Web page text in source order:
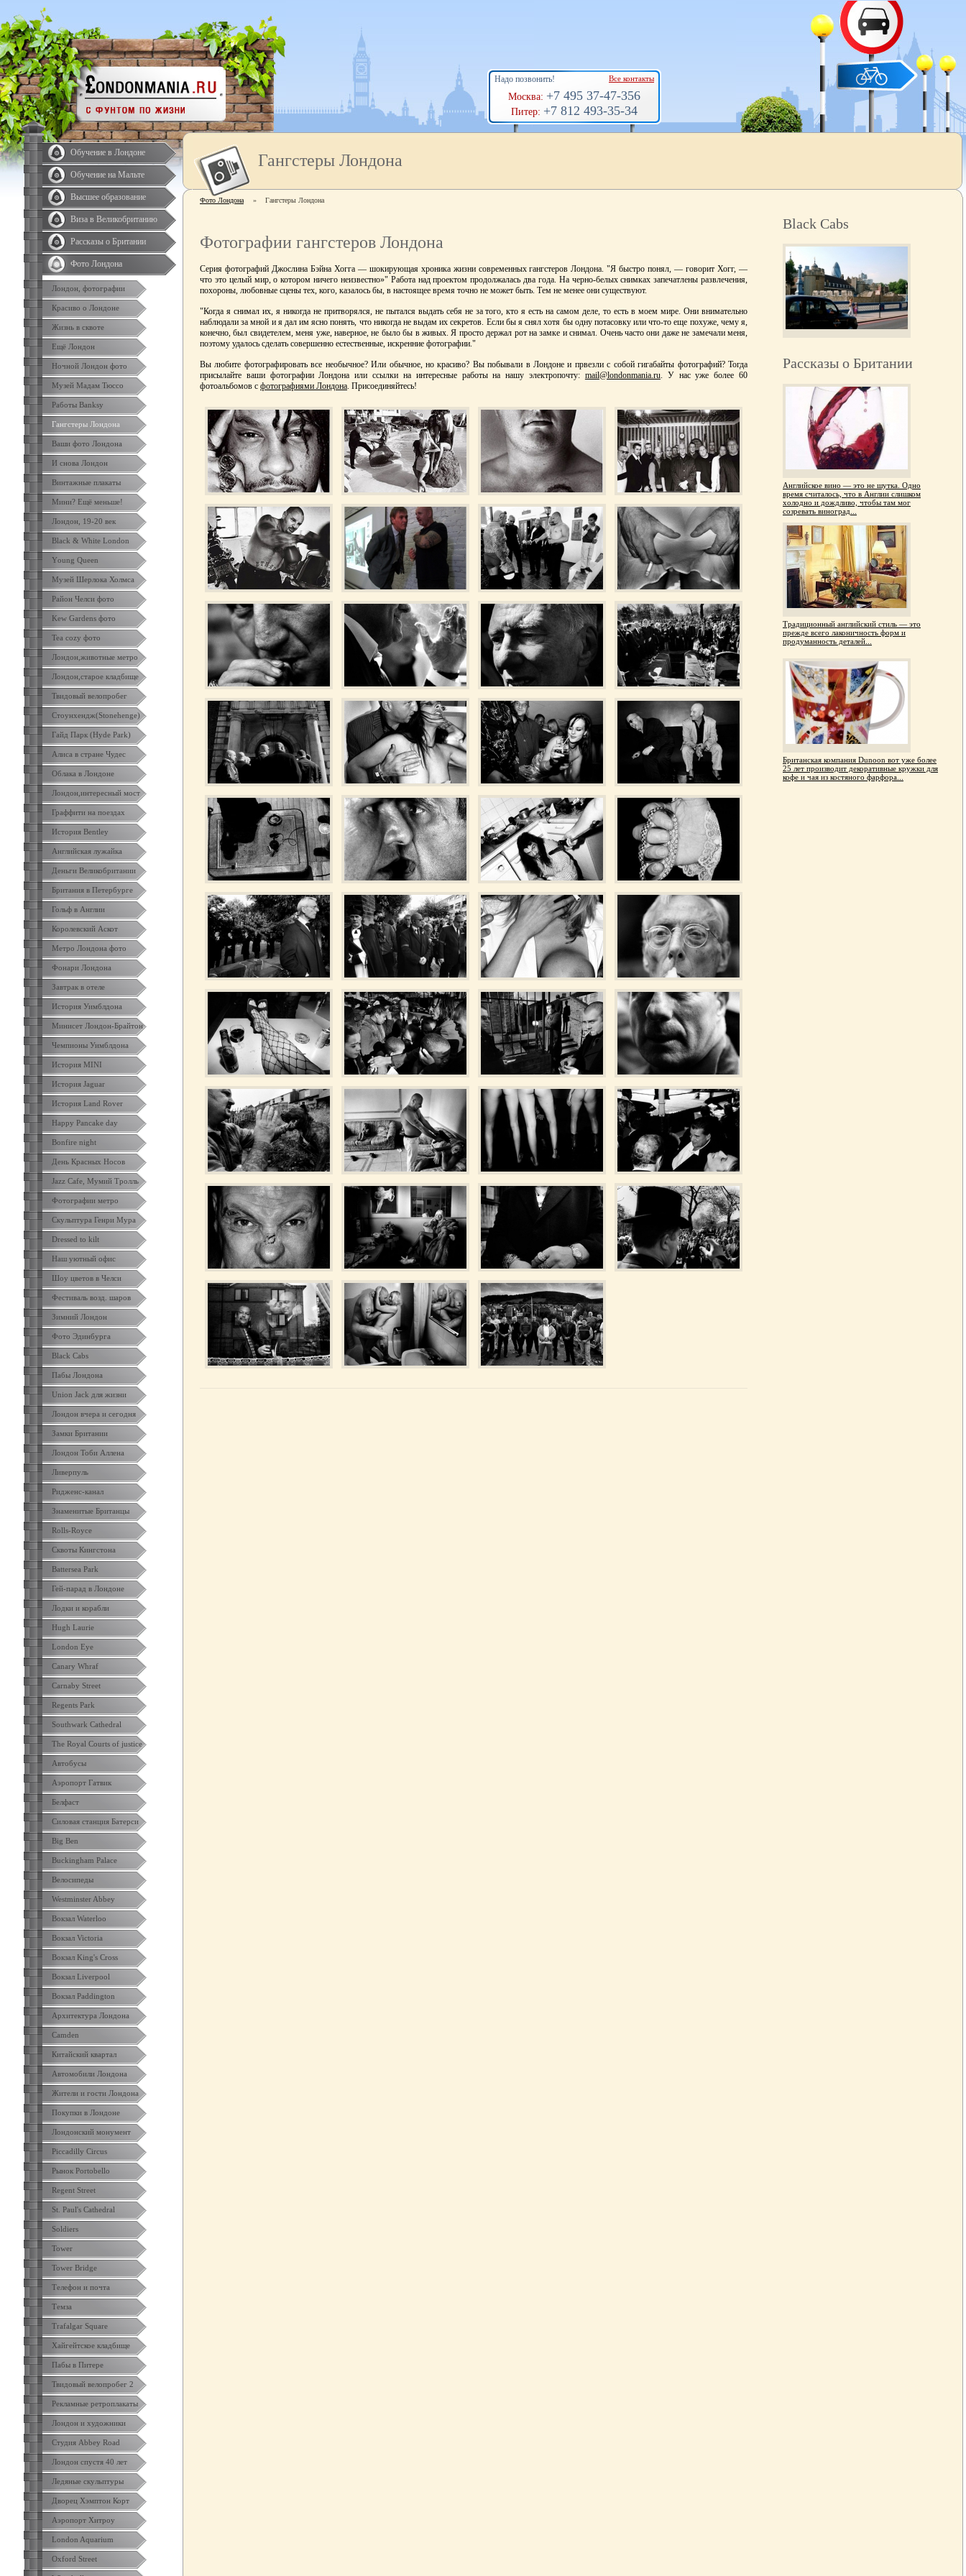
Обучение в Лондоне
Обучение на Мальте
Высшее образование
Виза в Великобританию
Рассказы о Британии
Фото Лондона
Лондон, фотографии
Красиво о Лондоне
Жизнь в сквоте
Ещё Лондон
Ночной Лондон фото
Музей Мадам Тюссо
Работы Banksy
Гангстеры Лондона
Ваши фото Лондона
И снова Лондон
Винтажные плакаты
Мини? Ещё меньше!
Лондон, 19-20 век
Black & White London
Yоung Queen
Музей Шерлока Холмса
Район Челси фото
Kew Gardens фото
Tea cozy фото
Лондон,животные метро
Лондон,старое кладбище
Твидовый велопробег
Стоунхендж(Stonehenge)
Гайд Парк (Hyde Park)
Алиса в стране Чудес
Облака в Лондоне
Лондон,интересный мост
Граффити на поездах
История Bentley
Английская лужайка
Деньги Великобритании
Британия в Петербурге
Гольф в Англии
Королевский Аскот
Метро Лондона фото
Фонари Лондона
Завтрак в отеле
История Уимблдона
Минисет Лондон-Брайтон
Чемпионы Уимблдона
История MINI
История Jaguar
История Land Rover
Happy Pancake day
Bonfire night
День Красных Носов
Jazz Cafe, Мумий Тролль
Фотографии метро
Скульптура Генри Мура
Dressed to kilt
Наш уютный офис
Шоу цветов в Челси
Фестиваль возд. шаров
Зимний Лондон
Фото Эдинбурга
Black Cabs
Пабы Лондона
Union Jack для жизни
Лондон вчера и сегодня
Замки Британии
Лондон Тоби Аллена
Ливерпуль
Ридженс-канал
Знаменитые Британцы
Rolls-Royce
Сквоты Кингстона
Battersea Park
Гей-парад в Лондоне
Лодки и корабли
Hugh Laurie
London Eye
Canary Whraf
Carnaby Street
Regents Park
Southwark Cathedral
The Royal Courts of justice
Автобусы
Аэропорт Гатвик
Белфаст
Силовая станция Батерси
Big Ben
Buckingham Palace
Велосипеды
Westminster Abbey
Вокзал Waterloo
Вокзал Victoria
Вокзал King's Cross
Вокзал Liverpool
Вокзал Paddington
Архитектура Лондона
Camden
Китайский квартал
Автомобили Лондона
Жители и гости Лондона
Покупки в Лондоне
Лондонский монумент
Piccadilly Circus
Рынок Portobello
Regent Street
St. Paul's Cathedral
Soldiers
Tower
Tower Bridge
Телефон и почта
Темза
Trafalgar Square
Хайгейтское кладбище
Пабы в Питере
Твидовый велопробег 2
Рекламные ретроплакаты
Лондон и художники
Студия Abbey Road
Лондон спустя 40 лет
Ледяные скульптуры
Дворец Хэмптон Корт
Аэропорт Хитроу
London Aquarium
Oxford Street
Надо позвонить! Все контакты
Москва: +7 495 37-47-356
Питер: +7 812 493-35-34
Гангстеры Лондона
Фото Лондона » Гангстеры Лондона
Фотографии гангстеров Лондона
Серия фотографий Джослина Бэйна Хогга — шокирующая хроника жизни современных гангстеров Лондона. "Я быстро понял, — говорит Хогг, —
что это целый мир, о котором ничего неизвестно»" Работа над проектом продолжалась два года. На черно-белых снимках запечатлены развлечения,
похороны, любовные сцены тех, кого, казалось бы, в настоящее время точно не может быть. Тем не менее они существуют.
"Когда я снимал их, я никогда не притворялся, не пытался выдать себя не за того, кто я есть на самом деле, то есть в моем мире. Они внимательно
наблюдали за мной и я дал им ясно понять, что никогда не выдам их секретов. Если бы я снял хотя бы одну потасовку или что-то еще похуже, чему я,
конечно, был свидетелем, меня уже, наверное, не было бы в живых. Я просто держал рот на замке и снимал. Очень часто они даже не замечали меня,
поэтому удалось сделать совершенно естественные, искренние фотографии."
Вы любите фотографировать все необычное? Или обычное, но красиво? Вы побывали в Лондоне и првезли с собой гигабайты фотографий? Тогда
присылайте ваши фотографии Лондона или ссылки на интересные работы на нашу электропочту: mail@londonmania.ru. У нас уже более 60
фотоальбомов с фотографиями Лондона. Присоединяйтесь!
Black Cabs
Рассказы о Британии
Английское вино — это не шутка. Одно
время считалось, что в Англии слишком
холодно и дождливо, чтобы там мог
созревать виноград...
Традиционный английский стиль — это
прежде всего лаконичность форм и
продуманность деталей...
Британская компания Dunoon вот уже более
25 лет производит декоративные кружки для
кофе и чая из костяного фарфора...